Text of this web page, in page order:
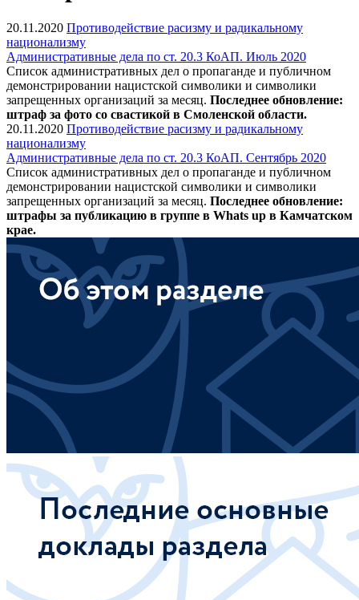
20.11.2020 Противодействие расизму и радикальному
национализму
Административные дела по ст. 20.3 КоАП. Июль 2020
Список административных дел о пропаганде и публичном
демонстрировании нацистской символики и символики
запрещенных организаций за месяц. Последнее обновление:
штраф за фото со свастикой в Смоленской области.
20.11.2020 Противодействие расизму и радикальному
национализму
Административные дела по ст. 20.3 КоАП. Сентябрь 2020
Список административных дел о пропаганде и публичном
демонстрировании нацистской символики и символики
запрещенных организаций за месяц. Последнее обновление:
штрафы за публикацию в группе в Whats up в Камчатском
крае.